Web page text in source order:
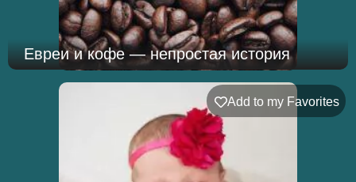
Евреи и кофе — непростая история
Add to my Favorites